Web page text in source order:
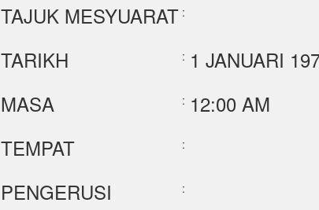
TAJUK MESYUARAT :
TARIKH : 1 JANUARI
MASA
: 12:00 AM
TEMPAT
:
PENGERUSI :